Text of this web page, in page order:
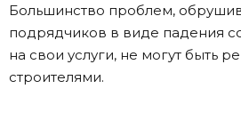
Большинство проблем,
подрядчиков в виде падения
на свои услуги, не могут быть
строителями.